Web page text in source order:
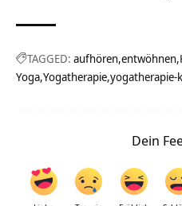
TAGGED: aufhören entwöhnen
Yoga Yogatherapie yogatherapie-
Dein